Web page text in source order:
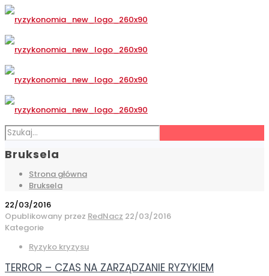
Bruksela
Strona główna
Bruksela
22/03/2016
Opublikowany przez RedNacz 22/03/2016
Kategorie
Ryzyko kryzysu
TERROR – CZAS NA ZARZĄDZANIE RYZYKIEM